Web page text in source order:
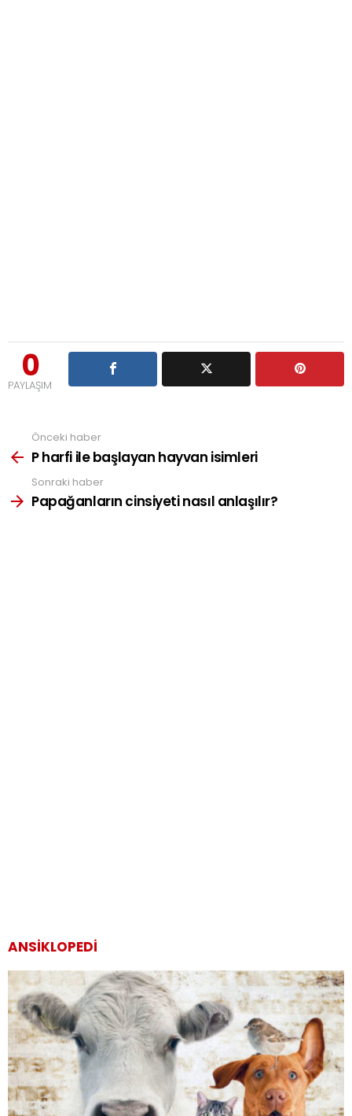
0
PAYLAŞIM
more
Önceki haber
P harfi ile başlayan hayvan isimleri
Sonraki haber
Papağanların cinsiyeti nasıl anlaşılır?
ANSIKLOPEDI